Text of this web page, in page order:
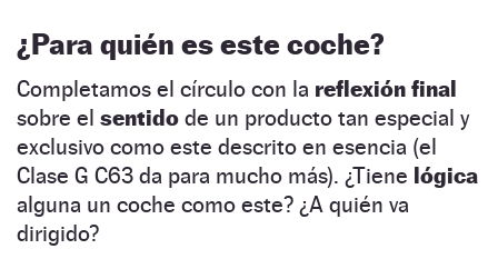
¿Para quién es este coche?
Completamos el círculo con la reflexión final
sobre el sentido de un producto tan especial y
exclusivo como este descrito en esencia (el
Clase G C63 da para mucho más). ¿Tiene lógica
alguna un coche como este? ¿A quién va
dirigido?